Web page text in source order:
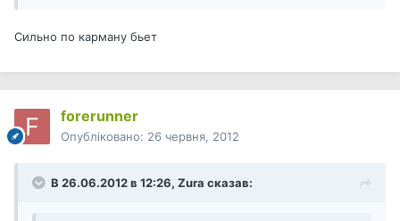
Сильно по карману бьет
forerunner
Опубліковано: 26 червня, 2012
В 26.06.2012 в 12:26, Zura сказав: